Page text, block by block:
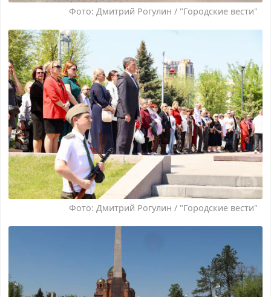
Фото: Дмитрий Рогулин / "Городские вести"
Фото: Дмитрий Рогулин / "Городские вести"